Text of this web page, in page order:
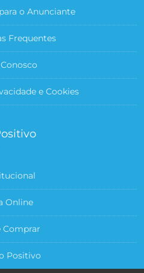
o Anunciante
Frequentes
e Cookies
Online
Comprar
Positivo